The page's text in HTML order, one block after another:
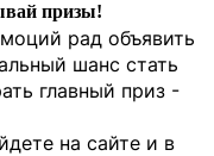
призы!
рад объявить
шанс стать
главный приз -
на сайте и в